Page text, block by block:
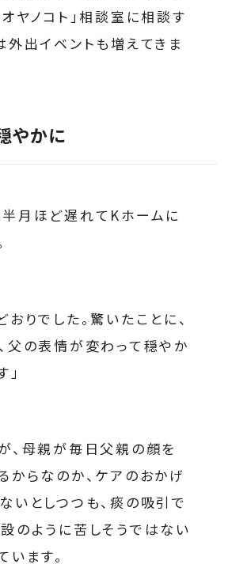
オヤノコト」相談室に相談す
外出イベントも増えてきま
やかに
月ほど遅れてKホームに
おりでした。驚いたことに、
父の表情が変わって穏やか
、母親が毎日父親の顔を
からなのか、ケアのおかげ
いとしつつも、痰の吸引で
のように苦しそうではない
います。